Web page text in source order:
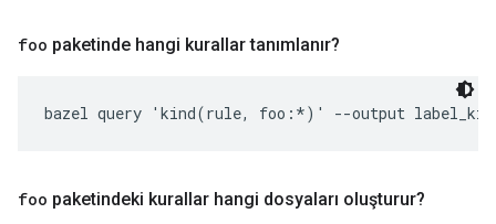
foo paketinde hangi kurallar tanımlanır?
bazel query 'kind(rule, foo:*)' --output
foo paketindeki kurallar hangi dosyaları oluşturur?